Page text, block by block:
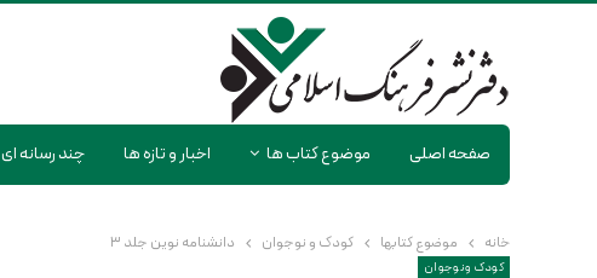
صفحه اصلی موضوع کتاب ها اخبار و تازه ها چند رسانه ای
خانه موضوع کتابها کودک و نوجوان دانشنامه نوین جلد ۳
کودک و نوجوان